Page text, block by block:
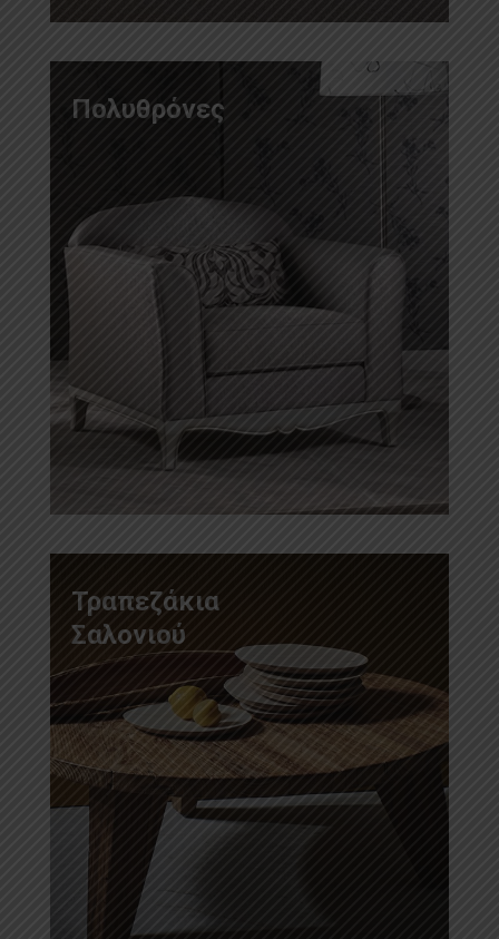
Πολυθρόνες
Τραπεζάκια
Σαλονιού